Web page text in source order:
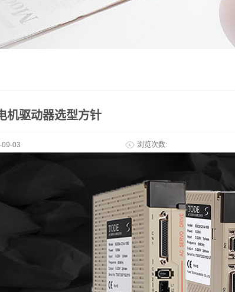
机驱动器选型方针
03 浏览次数: